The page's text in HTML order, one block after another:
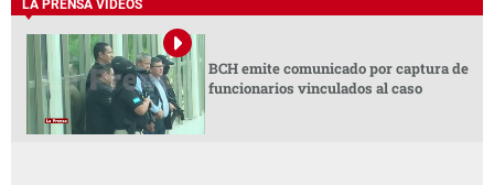
LA PRENSA VIDEOS
BCH emite comunicado por captura de
funcionarios vinculados al caso